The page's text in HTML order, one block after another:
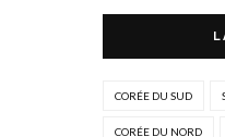
CORÉE DU SUD
CORÉE DU NORD